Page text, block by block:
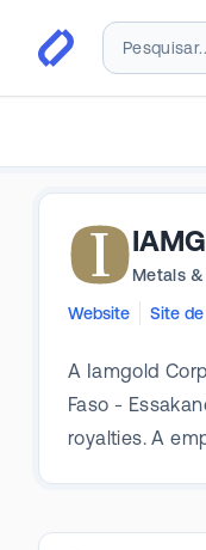
Metals
Website
Site de
A Iamgold
Faso -
royalties. A